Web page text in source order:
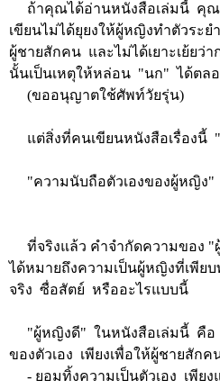
ถ้าคุณได้อ่านหนังสือเล่มนี้ คุณ
เขียนไม่ได้ยุยงให้ผู้หญิงทำตัวระย
ผู้ชายสักคน และไม่ได้เยาะเย้ยว่
นั้นเป็นเหตุให้หล่อน "นก" ได้ตลอ
(ขออนุญาตใช้ศัพท์วัยรุ่น)
แต่สิ่งที่คนเขียนหนังสือเรื่องนี้
"ความนับถือตัวเองของผู้หญิง"
ที่จริงแล้ว คำจำกัดความของ "
ได้หมายถึงความเป็นผู้หญิงที่เพีย
จริง ซื่อสัตย์ หรืออะไรแบบนี้
"ผู้หญิงดี" ในหนังสือเล่มนี้ คือ
ของตัวเอง เพียงเพื่อให้ผู้ชายสัก
- ยอมทิ้งความเป็นตัวเอง เพีย